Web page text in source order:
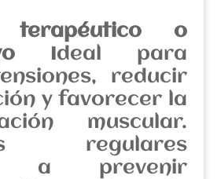
terapéutico o
Ideal para
reducir
y favorecer la
muscular.
regulares
a prevenir